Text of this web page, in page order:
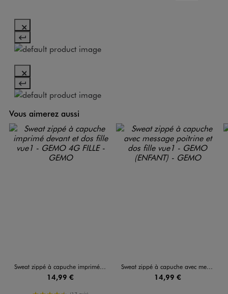
Vous aimerez aussi
Sweat zippé à capuche imprimé devant et dos fille
14,99 €
Sweat zippé à capuche avec message poitrine et dos fille
14,99 €